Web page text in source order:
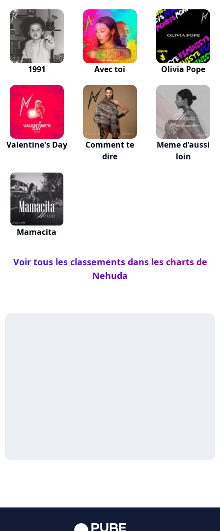
1991 Avec toi Olivia Pope
Valentine's Day
Comment te
dire
Meme d'aussi
loin
Mamacita
Voir tous les classements dans les charts de
Nehuda